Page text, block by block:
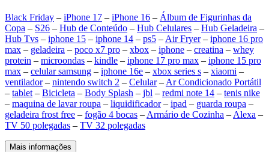
Black Friday – iPhone 17 – iPhone 16 – Álbum de Figurinhas da
Copa – S26 – Hub de Conteúdo – Hub Celulares – Hub Geladeira –
Hub Tvs – iphone 15 – iphone 14 – ps5 – Air Fryer– iphone 16 pro
max – geladeira – poco x7 pro – xbox – iphone – creatina – whey
protein – microondas – kindle – iphone 17 pro max – iphone 15 pro
max – celular samsung – iphone 16e – xbox series s – xiaomi –
ventilador– nintendo switch 2 – Celular– Ar Condicionado Portátil
– tablet – Bicicleta – Body Splash – jbl – redmi note 14 – tenis nike
– maquina de lavar roupa – liquidificador– ipad – guarda roupa –
geladeira frost free – fogão 4 bocas – Armário de Cozinha – Alexa –
TV 50 polegadas – TV 32 polegadas
Mais informações